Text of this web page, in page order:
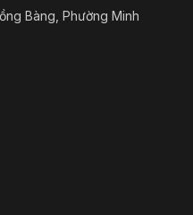
Bàng, Phường Minh